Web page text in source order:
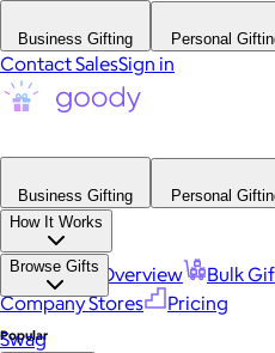
Business Gifting Personal
Contact SalesSign in
Business Gifting
Personal
How It Works
Platform Overview Bulk
Company Stores
Pricing
Browse Gifts
Popular
Swag